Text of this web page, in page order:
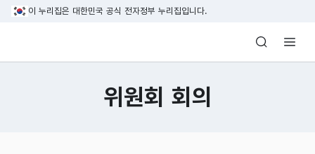
본문 바로가기
이 누리집은 대한민국 공식 전자정부 누리집입니다.
방송미디어통신위원회 Korea Media
위원회 회의